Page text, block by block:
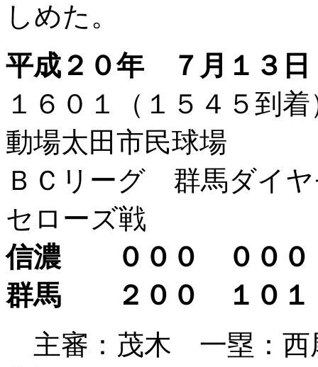
しめた。
平成２０年 ７月１３日
１６０１（１５４５
動場太田市民球場
ＢＣリーグ 群馬ダイ
セローズ戦
信濃 ０００ ００
群馬 ２００ １０
主審：茂木 一塁